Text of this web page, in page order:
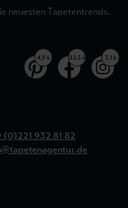
neuesten Tapetentrends.
4,9 k 32,5 k 3,1 k
(0)221 932 81 82